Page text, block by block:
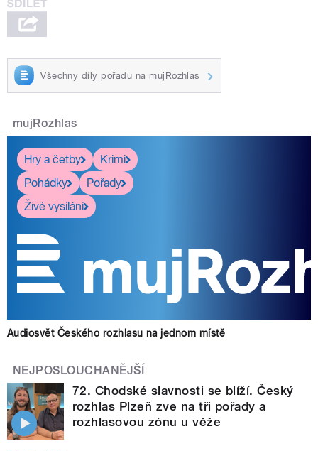
Všechny díly pořadu na mujRozhlas
mujRozhlas
Hry a četby
Krimi
Pohádky
Pořady
Živé vysílání
Audiosvět Českého rozhlasu na jednom místě
NEJPOSLOUCHANĚJŠÍ
72. Chodské slavnosti se blíží. Český
rozhlas Plzeň zve na tři pořady a
rozhlasovou zónu u věže